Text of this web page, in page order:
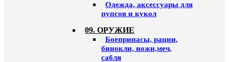
Одежда, аксессуары для
пупсов и кукол
09. ОРУЖИЕ
Боеприпасы, рации,
бинокли, ножи,меч,
сабля